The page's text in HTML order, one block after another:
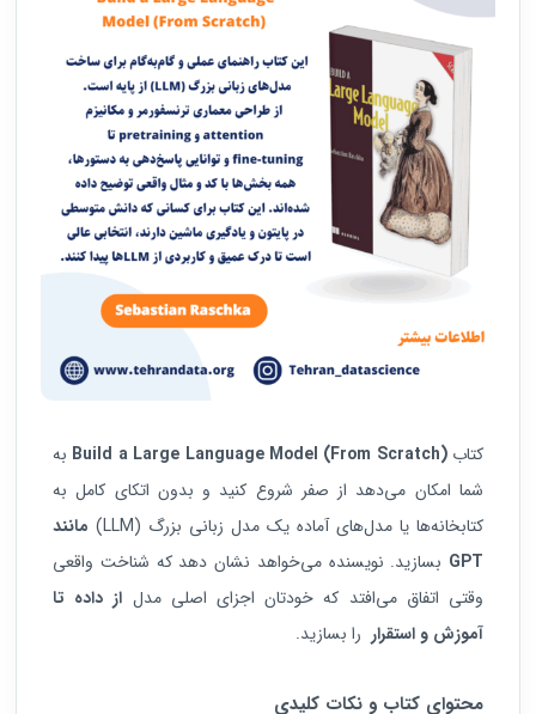
کتابBuild a Large Language Model (From Scratch) به
شما امکان می‌دهد از صفر شروع کنید و بدون اتکای کامل به
کتابخانه‌ها یا مدل‌های آماده یک مدل زبانی بزرگ (LLM)
مانند
GPT بسازید. نویسنده می‌خواهد نشان دهد که شناخت واقعی
وقتی اتفاق می‌افتد که خودتان اجزای اصلی مدل از داده تا
آموزش و استقرار را بسازید.
محتوای کتاب و نکات کلیدی